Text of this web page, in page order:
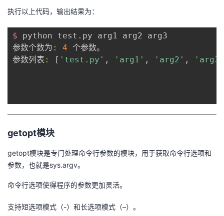
执行以上代码，输出结果为：
$ python test.py arg1 arg2 arg3
参数个数为 : 4 个参数。
参数列表 : [ 'test.py' , 'arg1' , 'arg2' , 'arg3'
getopt模块
getopt模块是专门处理命令行参数的模块，用于获取命令行选项和
参数，也就是sys.argv。
命令行选项使得程序的参数更加灵活。
支持短选项模式（-）和长选项模式（–）。